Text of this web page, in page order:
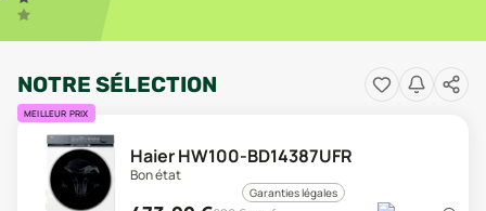
NOTRE SÉLECTION
MEILLEUR PRIX
Haier HW100-BD14387UFR
Bon état
Garanties légales